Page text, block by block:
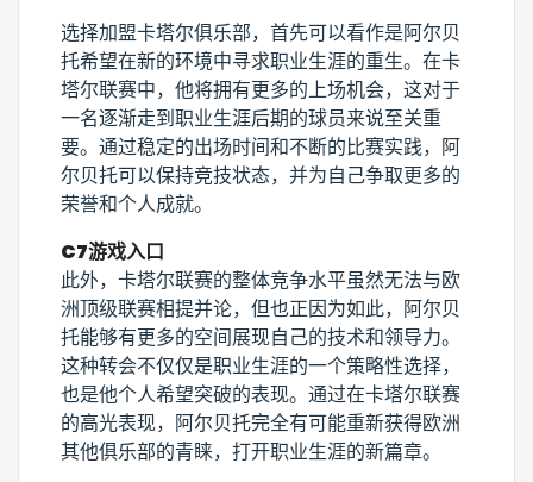
选择加盟卡塔尔俱乐部，首先可以看作是阿尔贝
托希望在新的环境中寻求职业生涯的重生。在卡
塔尔联赛中，他将拥有更多的上场机会，这对于
一名逐渐走到职业生涯后期的球员来说至关重
要。通过稳定的出场时间和不断的比赛实践，阿
尔贝托可以保持竞技状态，并为自己争取更多的
荣誉和个人成就。
C7游戏入口
此外，卡塔尔联赛的整体竞争水平虽然无法与欧
洲顶级联赛相提并论，但也正因为如此，阿尔贝
托能够有更多的空间展现自己的技术和领导力。
这种转会不仅仅是职业生涯的一个策略性选择，
也是他个人希望突破的表现。通过在卡塔尔联赛
的高光表现，阿尔贝托完全有可能重新获得欧洲
其他俱乐部的青睐，打开职业生涯的新篇章。